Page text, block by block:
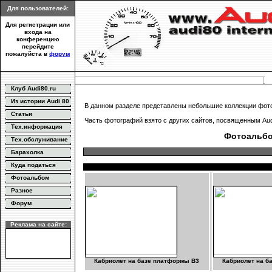
Для пользователей:
Для регистрации или
входа на
конференцию
перейдите
пожалуйста в форум
Клуб Audi80.ru
Из истории Audi 80
Статьи
Тех.информация
Тех.обслуживание
Барахолка
Куда податься
Фотоальбом
Разное
Форум
Реклама на сайте:
В данном разделе представлены небольшие коллекции
Часть фотографий взято с других сайтов, посвященным
Кабриолет на базе платформы B3 Кабриолет на